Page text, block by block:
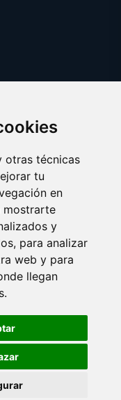
otras técnicas
tu
en
mostrarte
y
para analizar
web y para
llegan